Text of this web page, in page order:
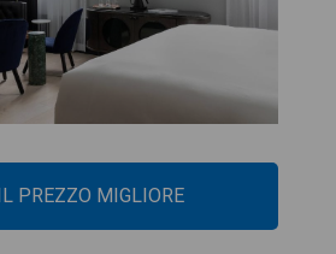
PREZZO MIGLIORE